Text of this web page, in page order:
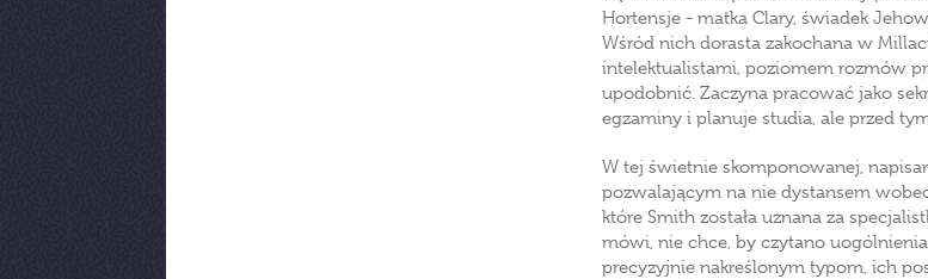
Hortensje - matka Clary, świadek
Wśród nich dorasta zakochana w
intelektualistami, poziomem rozmów
upodobnić. Zaczyna pracować jako
egzaminy i planuje studia, ale przed
W tej świetnie skomponowanej,
pozwalającym na nie dystansem
które Smith została uznana za
mówi, nie chce, by czytano
precyzyjnie nakreślonym typom, ich